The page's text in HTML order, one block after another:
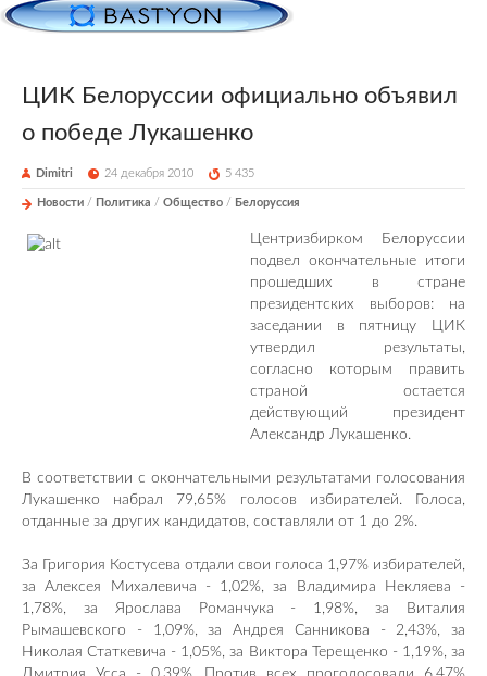
ЦИК Белоруссии официально объявил
о победе Лукашенко
Dimitri 24 декабря 2010 5 435
Новости / Политика / Общество / Белоруссия
Центризбирком Белоруссии
подвел окончательные итоги
прошедших в стране
президентских выборов: на
заседании в пятницу ЦИК
утвердил результаты,
согласно которым править
страной остается
действующий президент
Александр Лукашенко.
В соответствии с окончательными результатами голосования
Лукашенко набрал 79,65% голосов избирателей. Голоса,
отданные за других кандидатов, составляли от 1 до 2%.
За Григория Костусева отдали свои голоса 1,97% избирателей,
за Алексея Михалевича - 1,02%, за Владимира Некляева -
1,78%, за Ярослава Романчука - 1,98%, за Виталия
Рымашевского - 1,09%, за Андрея Санникова - 2,43%, за
Николая Статкевича - 1,05%, за Виктора Терещенко - 1,19%, за